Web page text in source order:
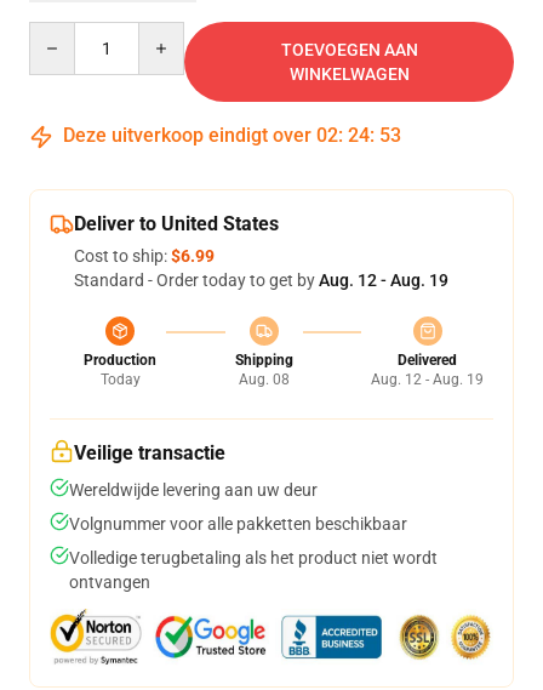
TOEVOEGEN AAN
WINKELWAGEN
Deze uitverkoop eindigt over 02: 24: 53
Deliver to United States
Cost to ship:$6.99
Standard - Order today to get byAug. 12 - Aug. 19
Production
Today
Shipping
Aug. 08
Delivered
Aug. 12 - Aug. 19
Veilige transactie
Wereldwijde levering aan uw deur
Volgnummer voor alle pakketten beschikbaar
Volledige terugbetaling als het product niet wordt
ontvangen